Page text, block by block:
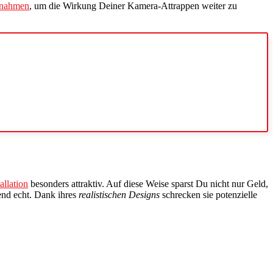
, um die Wirkung Deiner Kamera-Attrappen weiter zu
besonders attraktiv. Auf diese Weise sparst Du nicht nur Geld,
echt. Dank ihres realistischen Designs schrecken sie potenzielle